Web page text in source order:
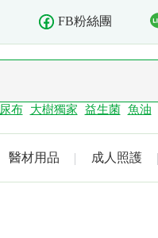
FB粉絲團
尿布 大樹獨家 益生菌 魚油
醫材用品 成人照護